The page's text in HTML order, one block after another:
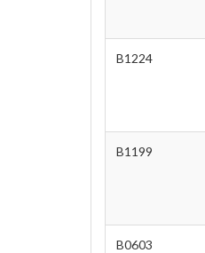
B1224
B1199
B0603